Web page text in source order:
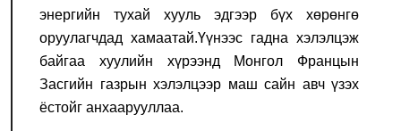
энергийн тухай хууль эдгээр бүх хөрөнгө
оруулагчдад хамаатай.Үүнээс гадна хэлэлцэж
байгаа хуулийн хүрээнд Монгол Францын
Засгийн газрын хэлэлцээр маш сайн авч үзэх
ёстойг анхаарууллаа.